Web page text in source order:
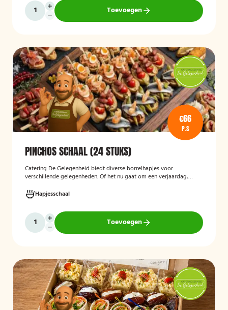
Toevoegen
€66
P.S
PINCHOS SCHAAL (24 STUKS)
Catering De Gelegenheid biedt diverse borrelhapjes voor
verschillende gelegenheden. Of het nu gaat om een verjaardag,
Hieronder ziet u een selectie uit ons aanbod. De Poncho's schaal is
geschikt voor maximaal 6 personen
Hapjesschaal
Toevoegen